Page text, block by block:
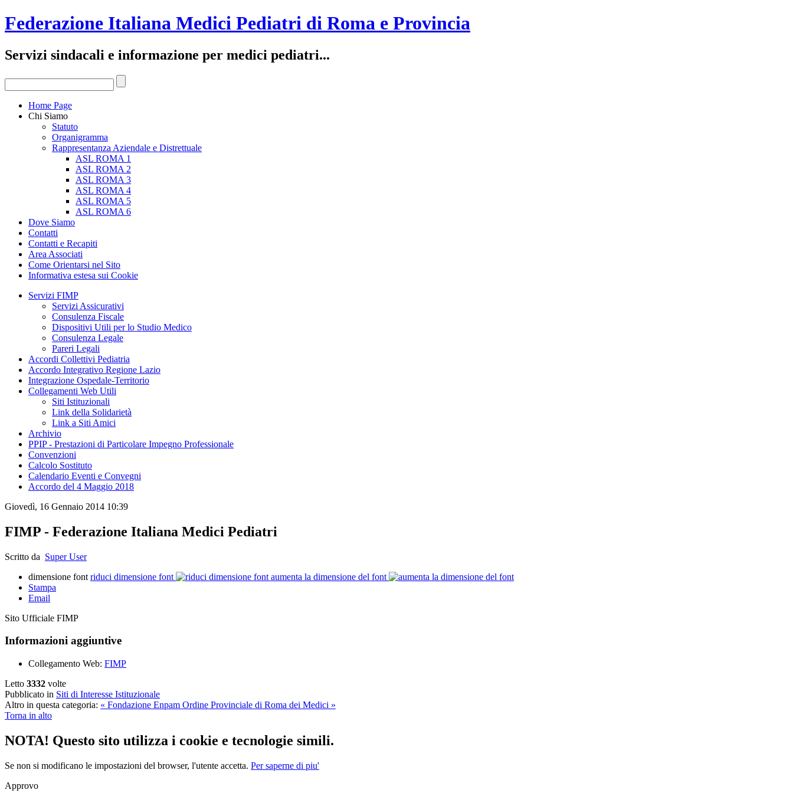
Federazione Italiana Medici Pediatri di Roma e Provincia
Servizi sindacali e informazione per medici pediatri...
Home Page
Chi Siamo
Statuto
Organigramma
Rappresentanza Aziendale e Distrettuale
ASL ROMA 1
ASL ROMA 2
ASL ROMA 3
ASL ROMA 4
ASL ROMA 5
ASL ROMA 6
Dove Siamo
Contatti
Contatti e Recapiti
Area Associati
Come Orientarsi nel Sito
Informativa estesa sui Cookie
Servizi FIMP
Servizi Assicurativi
Consulenza Fiscale
Dispositivi Utili per lo Studio Medico
Consulenza Legale
Pareri Legali
Accordi Collettivi Pediatria
Accordo Integrativo Regione Lazio
Integrazione Ospedale-Territorio
Collegamenti Web Utili
Siti Istituzionali
Link della Solidarietà
Link a Siti Amici
Archivio
PPIP - Prestazioni di Particolare Impegno Professionale
Convenzioni
Calcolo Sostituto
Calendario Eventi e Convegni
Accordo del 4 Maggio 2018
Giovedì, 16 Gennaio 2014 10:39
FIMP - Federazione Italiana Medici Pediatri
Scritto da Super User
dimensione font riduci dimensione font
aumenta la dimensione del font
Stampa
Email
Sito Ufficiale FIMP
Informazioni aggiuntive
Collegamento Web: FIMP
Letto 3332 volte
Pubblicato in Siti di Interesse Istituzionale
Altro in questa categoria: « Fondazione Enpam Ordine Provinciale di Roma dei Medici »
Torna in alto
NOTA! Questo sito utilizza i cookie e tecnologie simili.
Se non si modificano le impostazioni del browser, l'utente accetta. Per saperne di piu'
Approvo